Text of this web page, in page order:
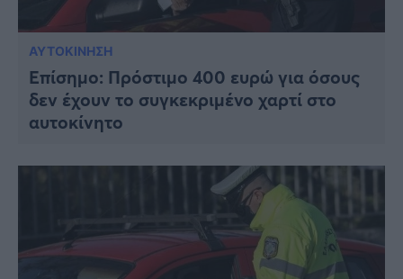
ΑΥΤΟΚΙΝΗΣΗ
Επίσημο: Πρόστιμο 400 ευρώ για όσους
δεν έχουν το συγκεκριμένο χαρτί στο
αυτοκίνητο